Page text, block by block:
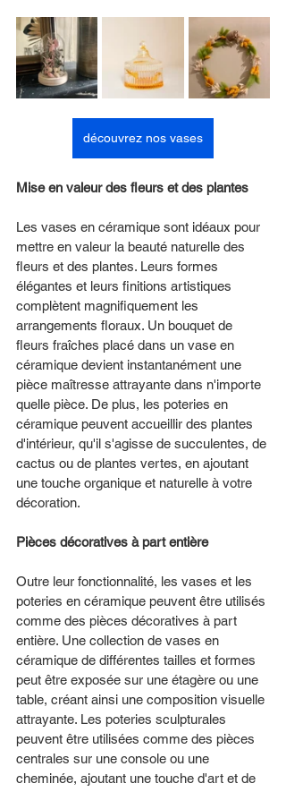
découvrez nos vases
Mise en valeur des fleurs et des plantes
Les vases en céramique sont idéaux pour
mettre en valeur la beauté naturelle des
fleurs et des plantes. Leurs formes
élégantes et leurs finitions artistiques
complètent magnifiquement les
arrangements floraux. Un bouquet de
fleurs fraîches placé dans un vase en
céramique devient instantanément une
pièce maîtresse attrayante dans n'importe
quelle pièce. De plus, les poteries en
céramique peuvent accueillir des plantes
d'intérieur, qu'il s'agisse de succulentes, de
cactus ou de plantes vertes, en ajoutant
une touche organique et naturelle à votre
décoration.
Pièces décoratives à part entière
Outre leur fonctionnalité, les vases et les
poteries en céramique peuvent être utilisés
comme des pièces décoratives à part
entière. Une collection de vases en
céramique de différentes tailles et formes
peut être exposée sur une étagère ou une
table, créant ainsi une composition visuelle
attrayante. Les poteries sculpturales
peuvent être utilisées comme des pièces
centrales sur une console ou une
cheminée, ajoutant une touche d'art et de